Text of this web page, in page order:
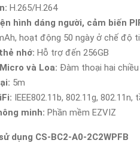
H.265/H.264
hình dáng người, cảm biến
hoạt động 50 ngày ở chế độ
nhớ: Hỗ trợ đến 256GB
và Loa: Đàm thoại hai chiều
5m
IEEE802.11b, 802.11g, 802.11n,
minh: Phần mềm EZVIZ
dụng CS-BC2-A0-2C2WPFB